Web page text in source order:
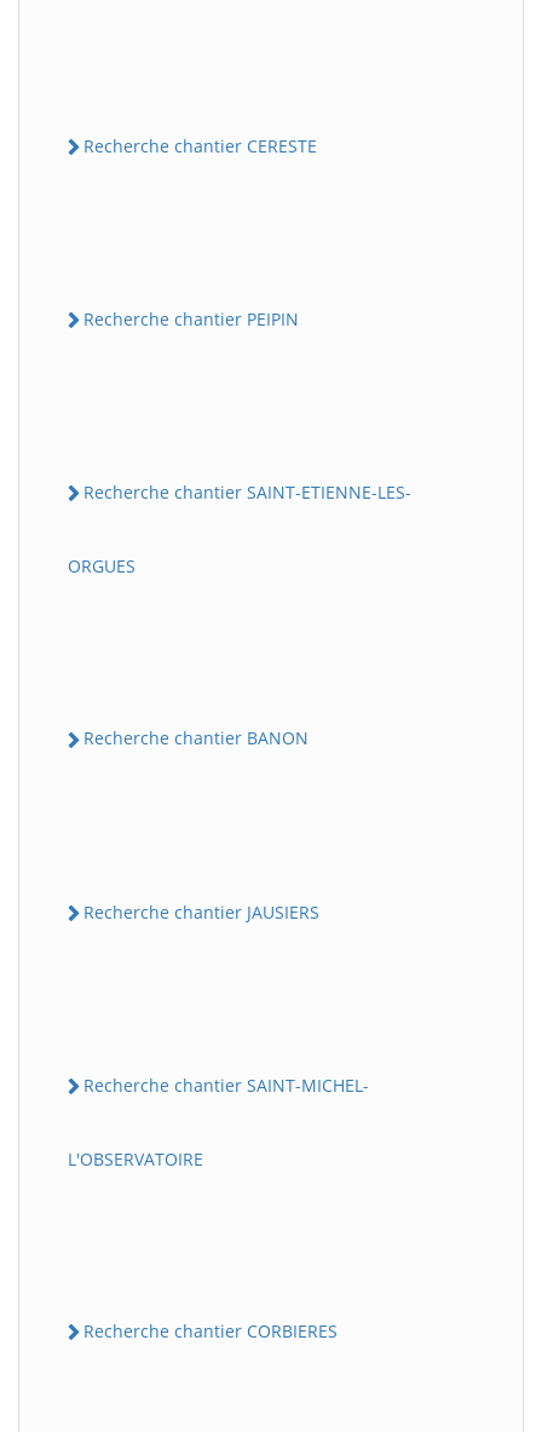
Recherche chantier CERESTE
Recherche chantier PEIPIN
Recherche chantier SAINT-ETIENNE-LES-
ORGUES
Recherche chantier BANON
Recherche chantier JAUSIERS
Recherche chantier SAINT-MICHEL-
L'OBSERVATOIRE
Recherche chantier CORBIERES